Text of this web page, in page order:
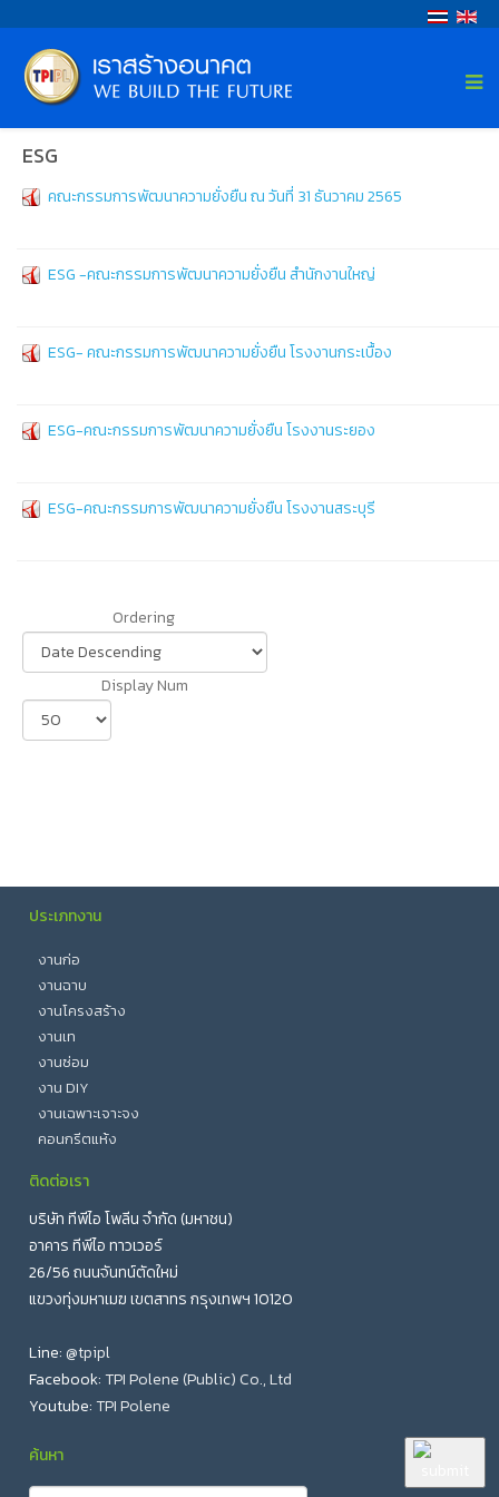
ESG
คณะกรรมการพัฒนาความยั่งยืน ณ วันที่ 31 ธันวาคม 2565
ESG -คณะกรรมการพัฒนาความยั่งยืน สำนักงานใหญ่
ESG- คณะกรรมการพัฒนาความยั่งยืน โรงงานกระเบื้อง
ESG-คณะกรรมการพัฒนาความยั่งยืน โรงงานระยอง
ESG-คณะกรรมการพัฒนาความยั่งยืน โรงงานสระบุรี
Ordering
Display Num
ประเภทงาน
งานก่อ
งานฉาบ
งานโครงสร้าง
งานเท
งานซ่อม
งาน DIY
งานเฉพาะเจาะจง
คอนกรีตแห้ง
ติดต่อเรา
บริษัท ทีพีไอ โพลีน จำกัด (มหาชน)
อาคาร ทีพีไอ ทาวเวอร์
26/56 ถนนจันทน์ตัดใหม่
แขวงทุ่งมหาเมฆ เขตสาทร กรุงเทพฯ 10120
Line:@tpipl
Facebook:TPI Polene (Public) Co., Ltd
Youtube:TPI Polene
ค้นหา